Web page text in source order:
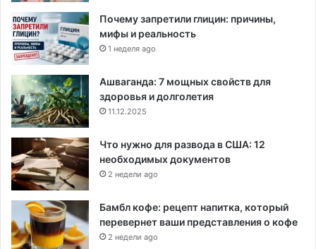
Почему запретили глицин: причины,
мифы и реальность
1 неделя ago
Ашваганда: 7 мощных свойств для
здоровья и долголетия
11.12.2025
Что нужно для развода в США: 12
необходимых документов
2 недели ago
Бамбл кофе: рецепт напитка, который
перевернет ваши представления о кофе
2 недели ago